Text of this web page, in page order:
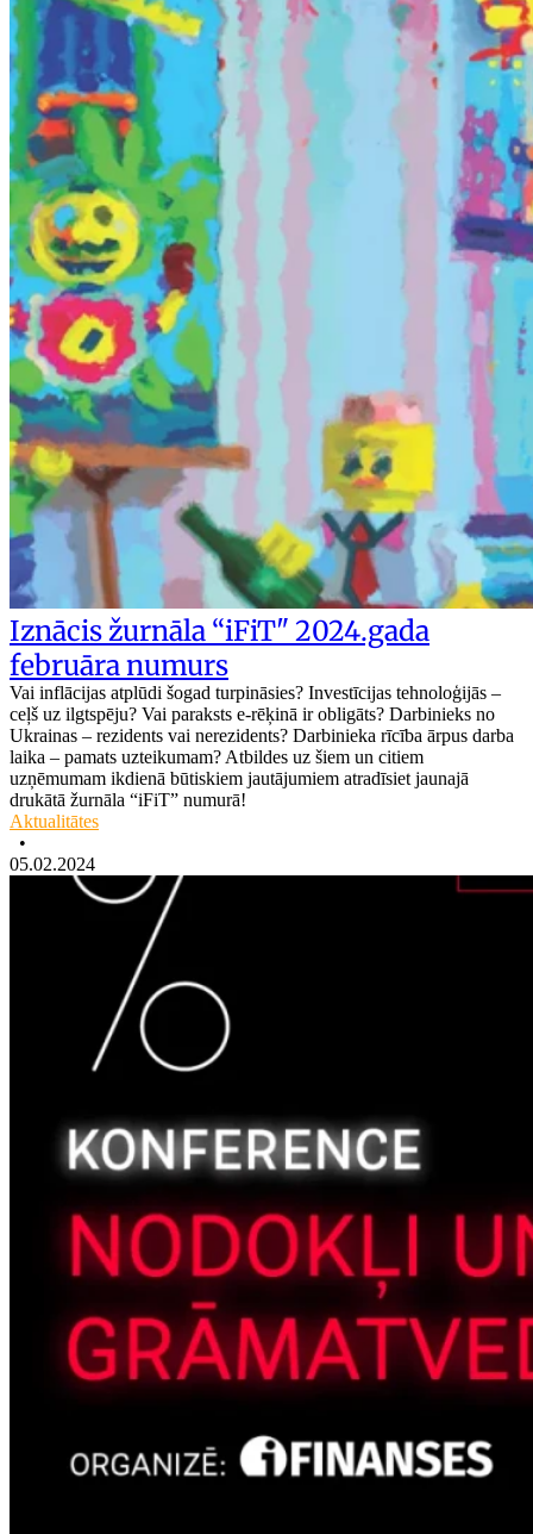
Iznācis žurnāla “iFiT" 2024.gada
februāra numurs
Vai inflācijas atplūdi šogad turpināsies? Investīcijas tehnoloģijās –
ceļš uz ilgtspēju? Vai paraksts e-rēķinā ir obligāts? Darbinieks no
Ukrainas – rezidents vai nerezidents? Darbinieka rīcība ārpus darba
laika – pamats uzteikumam? Atbildes uz šiem un citiem
uzņēmumam ikdienā būtiskiem jautājumiem atradīsiet jaunajā
drukātā žurnāla “iFiT” numurā!
Aktualitātes
•
05.02.2024